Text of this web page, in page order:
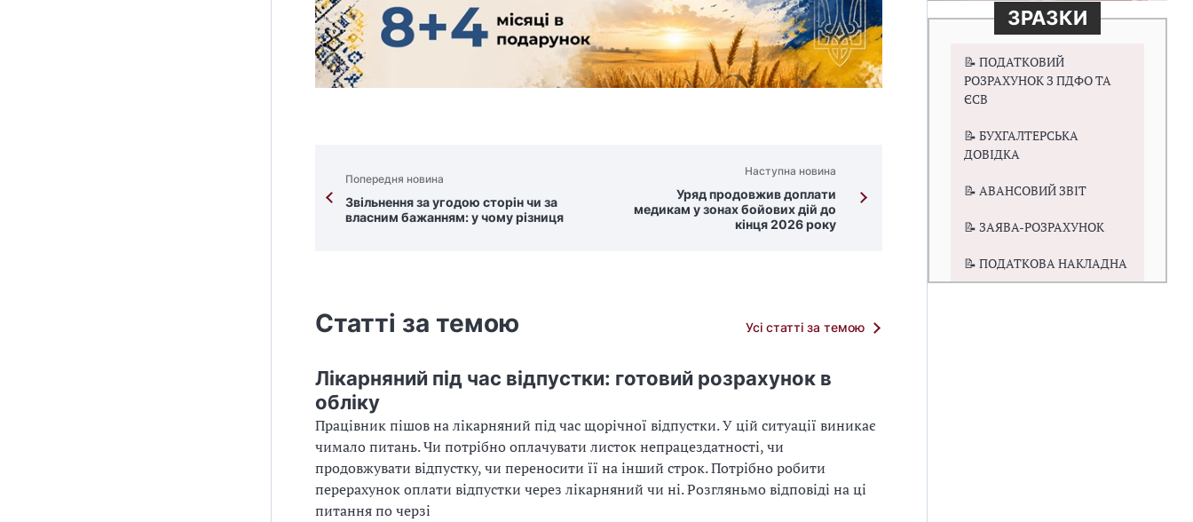
Попередня новина
Звільнення за угодою сторін чи за
власним бажанням: у чому різниця
Наступна новина
Уряд продовжив доплати
медикам у зонах бойових дій до
кінця 2026 року
Статті за темою Усі статті за темою
Лікарняний під час відпустки: готовий розрахунок в
обліку
Працівник пішов на лікарняний під час щорічної відпустки. У цій ситуації виникає
чимало питань. Чи потрібно оплачувати листок непрацездатності, чи
продовжувати відпустку, чи переносити її на інший строк. Потрібно робити
перерахунок оплати відпустки через лікарняний чи ні. Розгляньмо відповіді на ці
питання по черзі
ЗРАЗКИ
📝 ПОДАТКОВИЙ
РОЗРАХУНОК З ПДФО ТА
ЄСВ
📝 БУХГАЛТЕРСЬКА
ДОВІДКА
📝 АВАНСОВИЙ ЗВІТ
📝 ЗАЯВА-РОЗРАХУНОК
📝 ПОДАТКОВА НАКЛАДНА